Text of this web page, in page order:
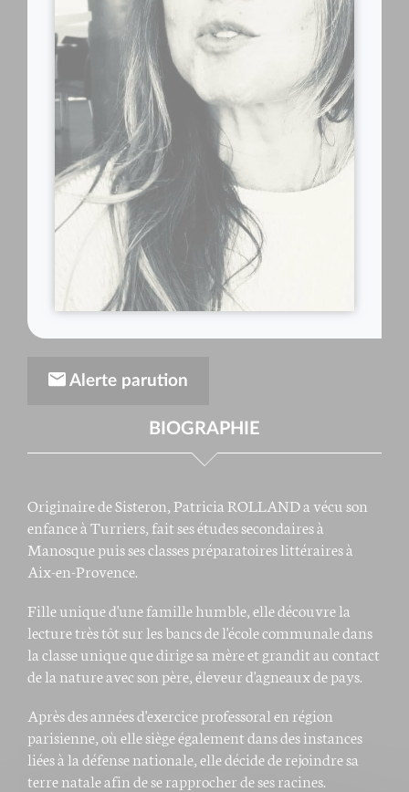
Alerte parution
BIOGRAPHIE
Originaire de Sisteron, Patricia ROLLAND a vécu son
enfance à Turriers, fait ses études secondaires à
Manosque puis ses classes préparatoires littéraires à
Aix-en-Provence.
Fille unique d'une famille humble, elle découvre la
lecture très tôt sur les bancs de l'école communale dans
la classe unique que dirige sa mère et grandit au contact
de la nature avec son père, éleveur d'agneaux de pays.
Après des années d'exercice professoral en région
parisienne, où elle siège également dans des instances
liées à la défense nationale, elle décide de rejoindre sa
terre natale afin de se rapprocher de ses racines.